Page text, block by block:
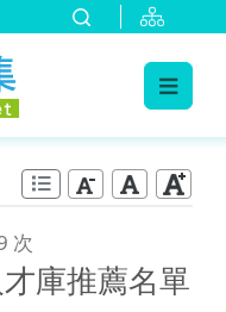
次
庫推薦名單